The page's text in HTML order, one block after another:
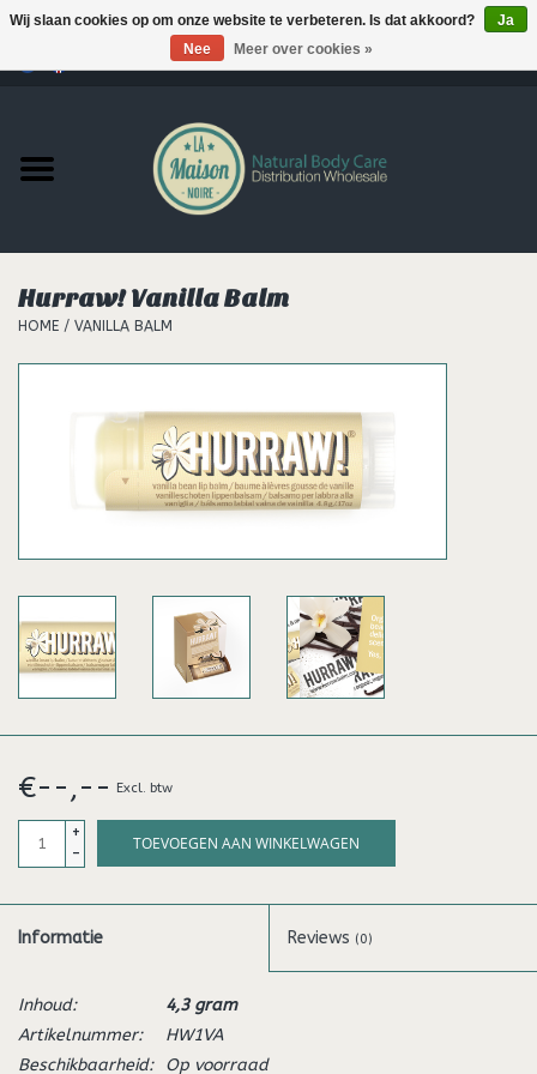
Producten
MERKEN
Support
Hurraw! Vanilla Balm
HOME / VANILLA BALM
€--,-- Excl. btw
+
-
TOEVOEGEN AAN WINKELWAGEN
Informatie Reviews (0)
Inhoud:
4,3 gram
Artikelnummer:
HW1VA
Beschikbaarheid:
Op voorraad
Wij slaan cookies op om onze website te verbeteren. Is dat akkoord?
Ja
Nee
Meer over cookies »